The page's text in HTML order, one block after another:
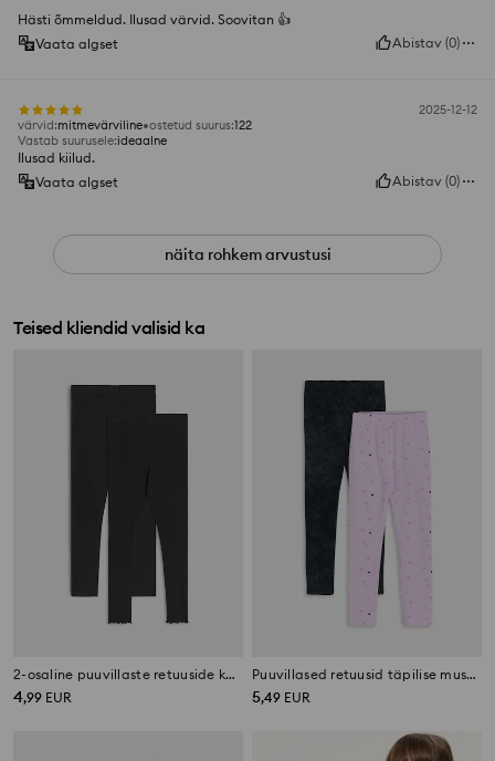
Hästi õmmeldud. Ilusad värvid. Soovitan 👍️
Vaata algset
Abistav (0)
2025-12-12
värvid:mitmevärviline ostetud suurus:122
Vastab suurusele:ideaalne
Ilusad kiilud.
Vaata algset
Abistav (0)
näita rohkem arvustusi
Teised kliendid valisid ka
2-osaline puuvillaste retuuside komplekt
4,99 EUR
Puuvillased retuusid täpilise mustri ja kulutatud efektiga 2 pack
5,49 EUR